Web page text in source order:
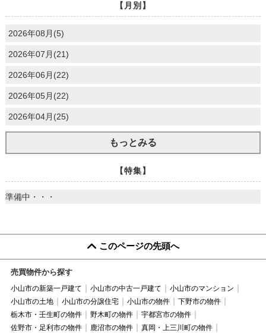
【月別】
2026年08月(5)
2026年07月(21)
2026年06月(22)
2026年05月(22)
2026年04月(25)
もっとみる
【特集】
準備中・・・
このページの先頭へ
売買物件から探す
小山市の新築一戸建て 小山市の中古一戸建て
小山市のマンション
小山市の土地
小山市の分譲住宅 小山市の物件
下野市の物件
栃木市・壬生町の物件
野木町の物件
宇都宮市の物件
佐野市・足利市の物件
鹿沼市の物件
真岡・上三川町の物件